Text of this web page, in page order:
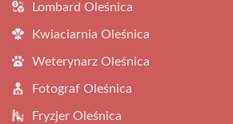
Lombard Oleśnica
Kwiaciarnia Oleśnica
Weterynarz Oleśnica
Fotograf Oleśnica
Fryzjer Oleśnica